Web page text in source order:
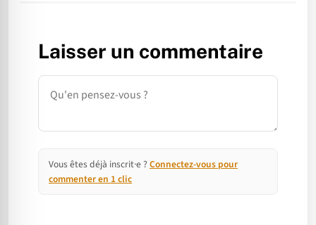
Laisser un commentaire
Commentaire
Vous êtes déjà inscrit·e ? Connectez-vous pour
commenter en 1 clic